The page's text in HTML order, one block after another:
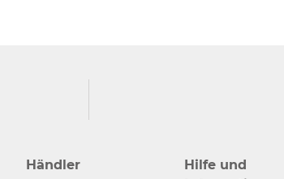
Händler
Hilfe und